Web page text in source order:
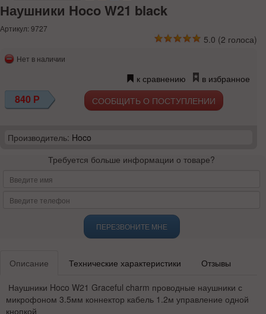
Наушники Hoco W21 black
Артикул: 9727
5.0 (2 голоса)
Нет в наличии
к сравнению в избранное
840 Р СООБЩИТЬ О ПОСТУПЛЕНИИ
Производитель: Hoco
Требуется больше информации о товаре?
ПЕРЕЗВОНИТЕ МНЕ
Описание Технические характеристики Отзывы
Наушники Hoco W21 Graceful charm проводные наушники с
микрофоном 3.5мм коннектор кабель 1.2м управление одной
кнопкой